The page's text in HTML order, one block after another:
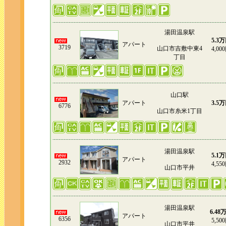
3719 アパート
湯田温泉駅
山口市吉敷中東4
丁目
5.3
6776 アパート
山口駅
山口市糸米1丁目
3.5
2932 アパート
湯田温泉駅
山口市平井
5.1
6356 アパート
湯田温泉駅
山口市平井
6.48